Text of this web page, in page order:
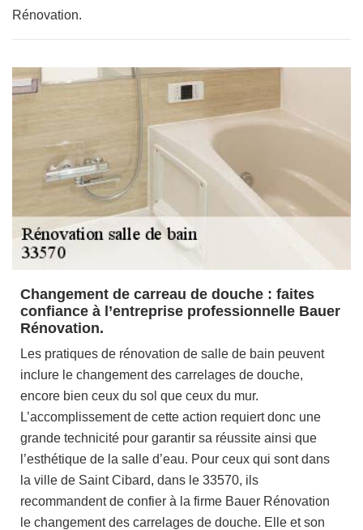
Rénovation.
Changement de carreau de douche : faites
confiance à l’entreprise professionnelle Bauer
Rénovation.
Les pratiques de rénovation de salle de bain peuvent
inclure le changement des carrelages de douche,
encore bien ceux du sol que ceux du mur.
L’accomplissement de cette action requiert donc une
grande technicité pour garantir sa réussite ainsi que
l’esthétique de la salle d’eau. Pour ceux qui sont dans
la ville de Saint Cibard, dans le 33570, ils
recommandent de confier à la firme Bauer Rénovation
le changement des carrelages de douche. Elle et son